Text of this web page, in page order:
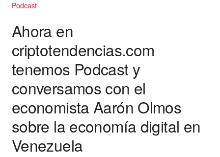
Podcast
Ahora en
criptotendencias.com
tenemos Podcast y
conversamos con el
economista Aarón Olmos
sobre la economía digital en
Venezuela